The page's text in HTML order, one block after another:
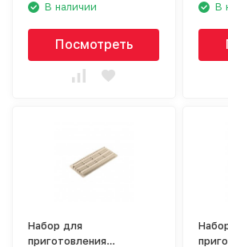
В наличии
Посмотреть
В
Набор для
приготовления